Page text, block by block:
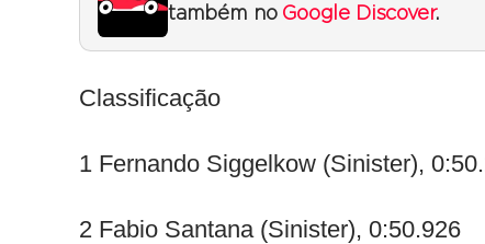
também no Google Discover.
Classificação
1 Fernando Siggelkow (Sinister),
2 Fabio Santana (Sinister), 0:50.926